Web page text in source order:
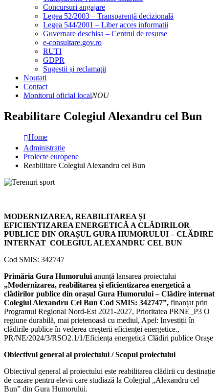
Concursuri angajare
Legea 52/2003 – Transparență decizională
Legea 544/2001 – Liber acces informatii
Guvernare deschisa – Centrul de resurse
e-consultare.gov.ro
RUTI
GDPR
Sugestii și reclamații
Noutati
Contact
Monitorul oficial localNOU
Reabilitare Colegiul Alexandru cel Bun
Home
Administrație
Proiecte europene
Reabilitare Colegiul Alexandru cel Bun
MODERNIZAREA, REABILITAREA ȘI
EFICIENTIZAREA ENERGETICĂ A CLĂDIRILOR
PUBLICE DIN ORAȘUL GURA HUMORULUI – CLĂDIRE
INTERNAT COLEGIUL ALEXANDRU CEL BUN
Cod SMIS: 342747
Primăria Gura Humorului anunță lansarea proiectului
„Modernizarea, reabilitarea și eficientizarea energetică a
clădirilor publice din orașul Gura Humorului – Clădire internat
Colegiul Alexandru Cel Bun Cod SMIS: 342747”, finanțat prin
Programul Regional Nord-Est 2021-2027, Prioritatea PRNE_P3 O
regiune durabilă, mai prietenoasă cu mediul, Apel: Investiții în
clădirile publice în vederea creșterii eficienței energetice.,
PR/NE/2024/3/RSO2.1/1/Eficiența energetică Clădiri publice Orașe
Obiectivul general al proiectului / Scopul proiectului
Obiectivul general al proiectului este reabilitarea clădirii cu destinație
de cazare pentru elevii care studiază la Colegiul „Alexandru cel
Bun” din Gura Humorului.